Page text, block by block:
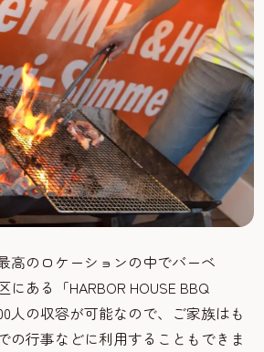
高のロケーションの中でバーベ
ある「HARBOR HOUSE BBQ
人の収容が可能なので、ご家族はも
の行事などに利用することもできま